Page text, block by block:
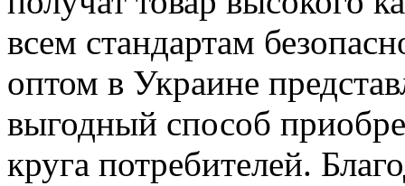
всем стандартам
оптом в Украине
выгодный способ
круга потребителей.